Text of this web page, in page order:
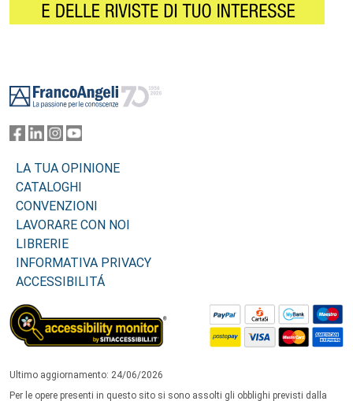
LA TUA OPINIONE
CATALOGHI
CONVENZIONI
LAVORARE CON NOI
LIBRERIE
INFORMATIVA PRIVACY
ACCESSIBILITÁ
Ultimo aggiornamento: 24/06/2026
Per le opere presenti in questo sito si sono assolti gli obblighi previsti dalla